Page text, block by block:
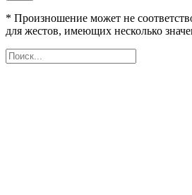
* Произношение может не
для жестов, имеющих несколько